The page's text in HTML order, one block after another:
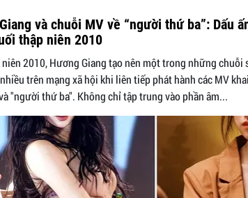
và chuỗi MV về “người thứ ba”: Dấu
thập niên 2010
2010, Hương Giang tạo nên một trong những chuỗi
trên mạng xã hội khi liên tiếp phát hành các MV
"người thứ ba". Không chỉ tập trung vào phần âm...